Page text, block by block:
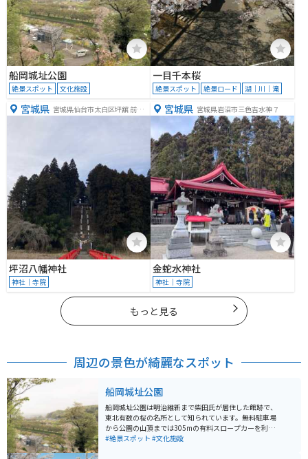
船岡城址公園
絶景スポット 文化施設
一目千本桜
絶景スポット 絶景ロード 湖｜川｜滝
宮城県 宮城県仙台市太白区坪舘 前東6
坪沼八幡神社
神社｜寺院
宮城県 宮城県岩沼市三色吉水神７
金蛇水神社
神社｜寺院
もっと見る
周辺の景色が綺麗なスポット
船岡城址公園
船岡城址公園は明治維新まで柴田氏が居住した館跡で、
東北有数の桜の名所として知られています。無料駐車場
から公園の山頂までは305mの有料スロープカーを利用
できます。山頂には24mの高さの船岡平和観音像が立
#絶景スポット #文化施設